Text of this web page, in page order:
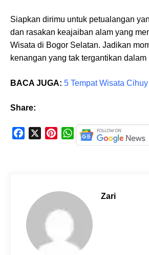
Siapkan dirimu untuk petualangan
dan rasakan keajaiban alam yang
Wisata di Bogor Selatan. Jadikan
kenangan yang tak tergantikan dalam
BACA JUGA: 5 Tempat Wisata
Share:
k
W
h
A
Zari